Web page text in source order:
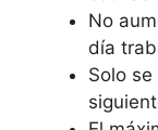
No
día
Solo